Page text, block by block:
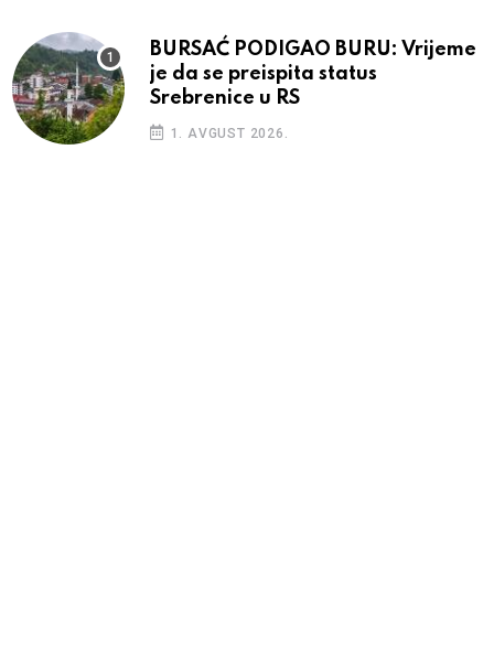
BURSAĆ PODIGAO BURU: Vrijeme
je da se preispita status
Srebrenice u RS
1. AVGUST 2026.